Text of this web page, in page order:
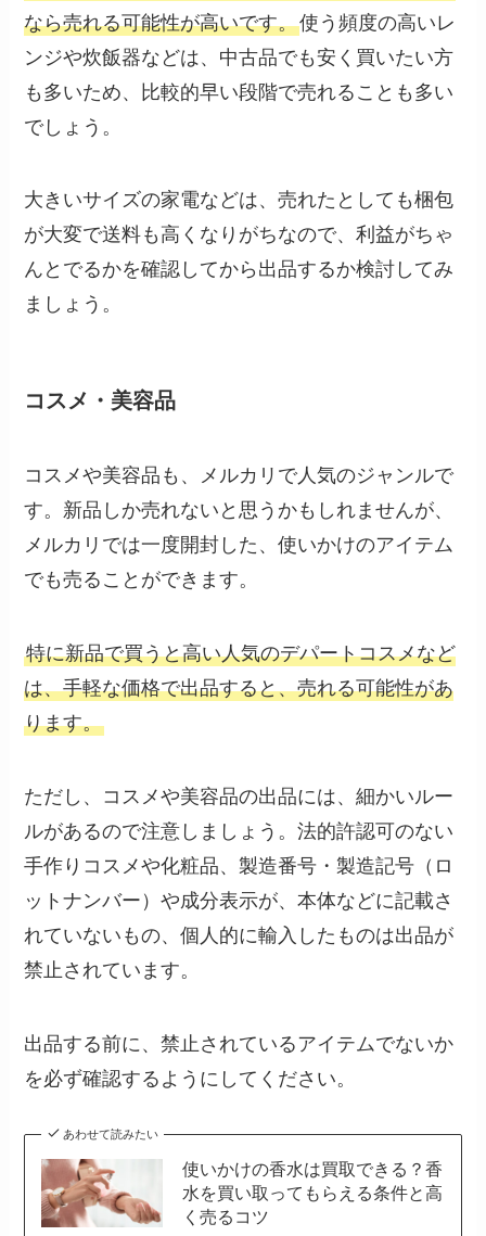
なら売れる可能性が高いです。使う頻度の高いレ
ンジや炊飯器などは、中古品でも安く買いたい方
も多いため、比較的早い段階で売れることも多い
でしょう。
大きいサイズの家電などは、売れたとしても梱包
が大変で送料も高くなりがちなので、利益がちゃ
んとでるかを確認してから出品するか検討してみ
ましょう。
コスメ・美容品
コスメや美容品も、メルカリで人気のジャンルで
す。新品しか売れないと思うかもしれませんが、
メルカリでは一度開封した、使いかけのアイテム
でも売ることができます。
特に新品で買うと高い人気のデパートコスメなど
は、手軽な価格で出品すると、売れる可能性があ
ります。
ただし、コスメや美容品の出品には、細かいルー
ルがあるので注意しましょう。法的許認可のない
手作りコスメや化粧品、製造番号・製造記号（ロ
ットナンバー）や成分表示が、本体などに記載さ
れていないもの、個人的に輸入したものは出品が
禁止されています。
出品する前に、禁止されているアイテムでないか
を必ず確認するようにしてください。
あわせて読みたい
使いかけの香水は買取できる？香
水を買い取ってもらえる条件と高
く売るコツ